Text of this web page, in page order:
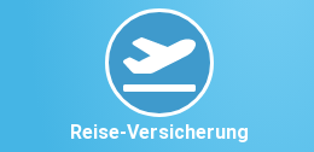
Reise-Versicherung